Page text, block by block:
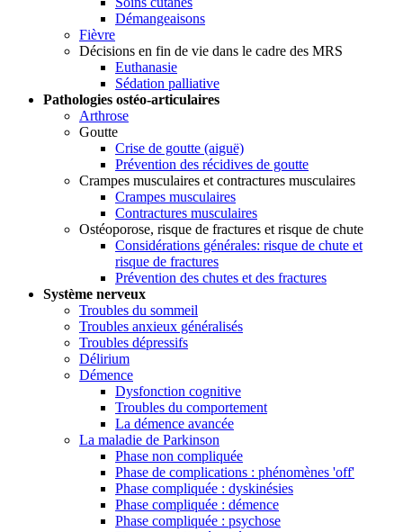
Démangeaisons
Fièvre
Décisions en fin de vie dans le cadre des MRS
Euthanasie
Sédation palliative
Pathologies ostéo-articulaires
Arthrose
Goutte
Crise de goutte (aiguë)
Prévention des récidives de goutte
Crampes musculaires et contractures musculaires
Crampes musculaires
Contractures musculaires
Ostéoporose, risque de fractures et risque de chute
Considérations générales: risque de chute et
risque de fractures
Prévention des chutes et des fractures
Système nerveux
Troubles du sommeil
Troubles anxieux généralisés
Troubles dépressifs
Délirium
Démence
Dysfonction cognitive
Troubles du comportement
La démence avancée
La maladie de Parkinson
Phase non compliquée
Phase de complications : phénomènes 'off'
Phase compliquée : dyskinésies
Phase compliquée : démence
Phase compliquée : psychose